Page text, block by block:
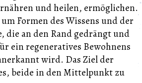
und heilen, ermöglichen.
Formen des Wissens und der
die an den Rand gedrängt und
ein regeneratives Bewohnens
wird. Das Ziel der
beide in den Mittelpunkt zu